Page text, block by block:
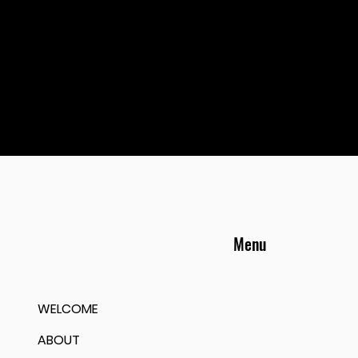
Menu
WELCOME
ABOUT